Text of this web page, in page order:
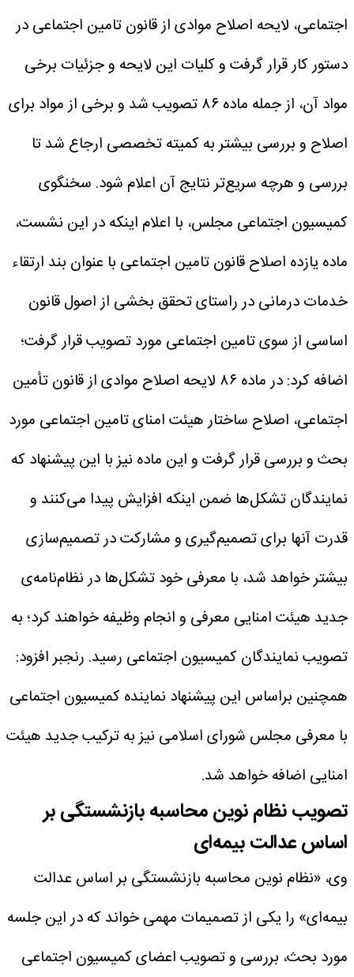
اجتماعی، لایحه اصلاح موادی از قانون تامین اجتماعی در
دستور کار قرار گرفت و کلیات این لایحه و جزئیات برخی
مواد آن، از جمله ماده ۸۶ تصویب شد و برخی از مواد برای
اصلاح و بررسی بیشتر به کمیته تخصصی ارجاع شد تا
بررسی و هرچه سریع‌تر نتایج آن اعلام شود. سخنگوی
کمیسیون اجتماعی مجلس، با اعلام اینکه در این نشست،
ماده یازده اصلاح قانون تامین اجتماعی با عنوان بند ارتقاء
خدمات درمانی در راستای تحقق بخشی از اصول قانون
اساسی از سوی تامین اجتماعی مورد تصویب قرار گرفت؛
اضافه کرد: در ماده ۸۶ لایحه اصلاح موادی از قانون تأمین
اجتماعی، اصلاح ساختار هیئت امنای تامین اجتماعی مورد
بحث و بررسی قرار گرفت و این ماده نیز با این پیشنهاد که
نمایندگان تشکل‌ها ضمن اینکه افزایش پیدا می‌کنند و
قدرت آنها برای تصمیم‌گیری و مشارکت در تصمیم‌سازی
بیشتر خواهد شد، با معرفی خود تشکل‌ها در نظام‌نامه‌ی
جدید هیئت امنایی معرفی و انجام وظیفه خواهند کرد؛ به
تصویب نمایندگان کمیسیون اجتماعی رسید. رنجبر افزود:
همچنین براساس این پیشنهاد نماینده کمیسیون اجتماعی
با معرفی مجلس شورای اسلامی نیز به ترکیب جدید هیئت
امنایی اضافه خواهد شد.
تصویب نظام نوین محاسبه بازنشستگی بر
اساس عدالت بیمه‌ای
وی، «نظام نوین محاسبه بازنشستگی بر اساس عدالت
بیمه‌ای» را یکی از تصمیمات مهمی خواند که در این جلسه
مورد بحث، بررسی و تصویب اعضای کمیسیون اجتماعی